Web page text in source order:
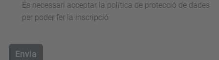
És necessari acceptar la política de protecció de dades
per poder fer la inscripció
Envia